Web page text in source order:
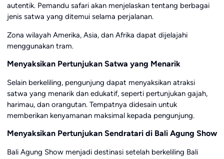
autentik. Pemandu safari akan menjelaskan tentang berbagai
jenis satwa yang ditemui selama perjalanan.
Zona wilayah Amerika, Asia, dan Afrika dapat dijelajahi
menggunakan tram.
Menyaksikan Pertunjukan Satwa yang Menarik
Selain berkeliling, pengunjung dapat menyaksikan atraksi
satwa yang menarik dan edukatif, seperti pertunjukan gajah,
harimau, dan orangutan. Tempatnya didesain untuk
memberikan kenyamanan maksimal kepada pengunjung.
Menyaksikan Pertunjukan Sendratari di Bali Agung Show
Bali Agung Show menjadi destinasi setelah berkeliling Bali